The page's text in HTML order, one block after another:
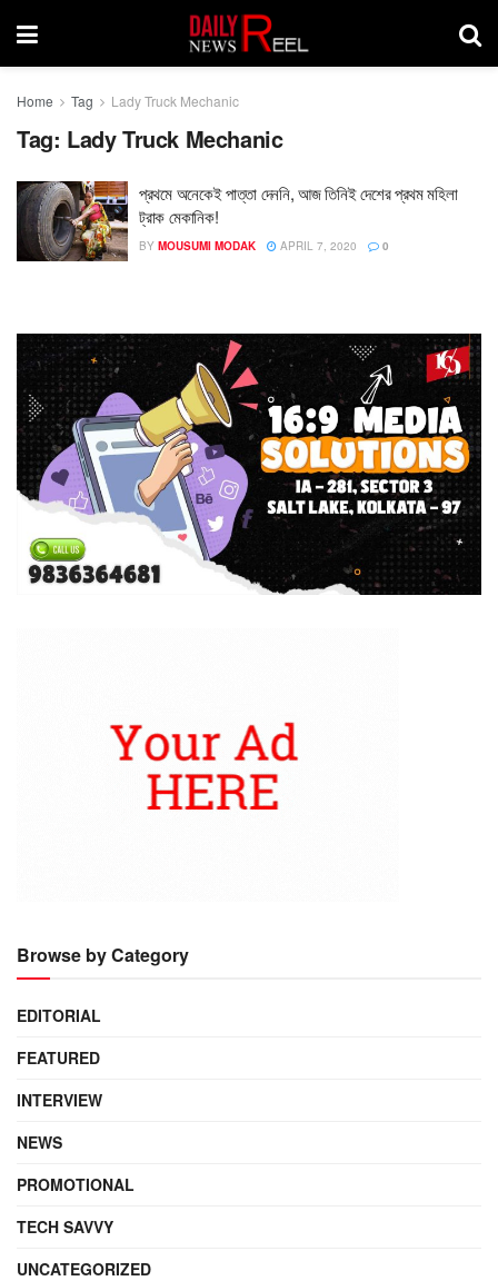
Home Tag Lady Truck Mechanic
Tag: Lady Truck Mechanic
প্রথমে অনেকেই পাত্তা দেননি, আজ তিনিই দেশের প্রথম মহিলা
ট্রাক মেকানিক!
BY MOUSUMI MODAK APRIL 7, 2020 0
Browse by Category
EDITORIAL
FEATURED
INTERVIEW
NEWS
PROMOTIONAL
TECH SAVVY
UNCATEGORIZED